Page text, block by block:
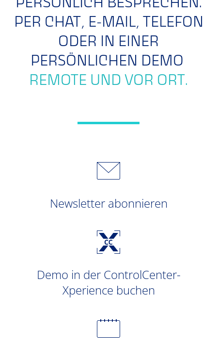
PERSÖNLICH BESPRECHEN.
PER CHAT, E-MAIL, TELEFON
ODER IN EINER
PERSÖNLICHEN DEMO
REMOTE UND VOR ORT.
Newsletter abonnieren
Demo in der ControlCenter-
Xperience buchen